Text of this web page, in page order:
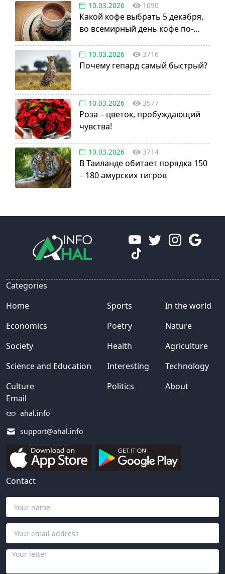
10.03.2026 1090
Какой кофе выбрать 5 декабря,
во всемирный день кофе по-
10.03.2026 3716
Почему гепард самый быстрый?
10.03.2026 3577
Роза – цветок, пробуждающий
чувства!
10.03.2026 3714
В Таиланде обитает порядка 150
– 180 амурских тигров
Email
ahal.info
support@ahal.info
Categories
Home
Economics
Society
Science and Education
Culture
Sports
Poetry
Health
Interesting
Politics
In the world
Nature
Agriculture
Technology
About
Contact